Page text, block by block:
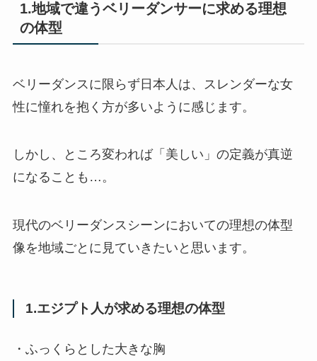
1.地域で違うベリーダンサーに求める理想
の体型
ベリーダンスに限らず日本人は、スレンダーな女
性に憧れを抱く方が多いように感じます。
しかし、ところ変われば「美しい」の定義が真逆
になることも…。
現代のベリーダンスシーンにおいての理想の体型
像を地域ごとに見ていきたいと思います。
1.エジプト人が求める理想の体型
・ふっくらとした大きな胸